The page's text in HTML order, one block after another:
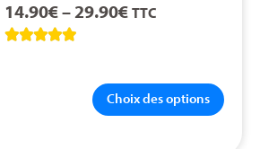
14.90€– 29.90€ TTC

Choix des options